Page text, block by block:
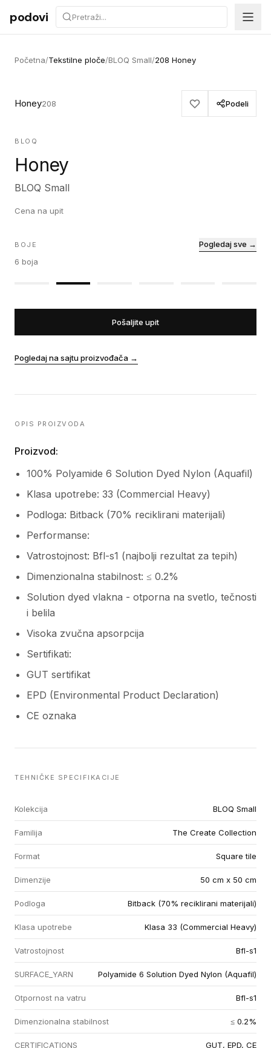
Preskoči na sadržaj
podovi
Početna/Tekstilne ploče/BLOQ Small/208 Honey
Honey208 Podeli
BLOQ
Honey
BLOQ Small
Cena na upit
BOJE
6 boja
Pogledaj sve →
Pošaljite upit
Pogledaj na sajtu proizvođača →
OPIS PROIZVODA
Proizvod:
100% Polyamide 6 Solution Dyed Nylon (Aquafil)
Klasa upotrebe: 33 (Commercial Heavy)
Podloga: Bitback (70% reciklirani materijali)
Performanse:
Vatrostojnost: Bfl-s1 (najbolji rezultat za tepih)
Dimenzionalna stabilnost: ≤ 0.2%
Solution dyed vlakna - otporna na svetlo, tečnosti
i belila
Visoka zvučna apsorpcija
Sertifikati:
GUT sertifikat
EPD (Environmental Product Declaration)
CE oznaka
TEHNIČKE SPECIFIKACIJE
Kolekcija BLOQ Small
Familija The Create Collection
Format Square tile
Dimenzije 50 cm x 50 cm
Podloga Bitback (70% reciklirani materijali)
Klasa upotrebe Klasa 33 (Commercial Heavy)
Vatrostojnost Bfl-s1
SURFACE_YARN Polyamide 6 Solution Dyed Nylon (Aquafil)
Otpornost na vatru Bfl-s1
Dimenzionalna stabilnost ≤ 0.2%
CERTIFICATIONS GUT, EPD, CE